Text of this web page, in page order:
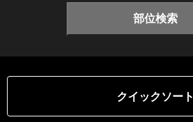
部位検索
クイックソート